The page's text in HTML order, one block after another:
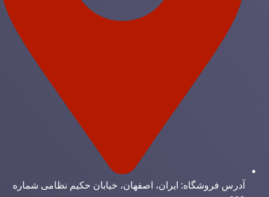
آدرس فروشگاه: ایران، اصفهان، خیابان حکیم نظامی شماره